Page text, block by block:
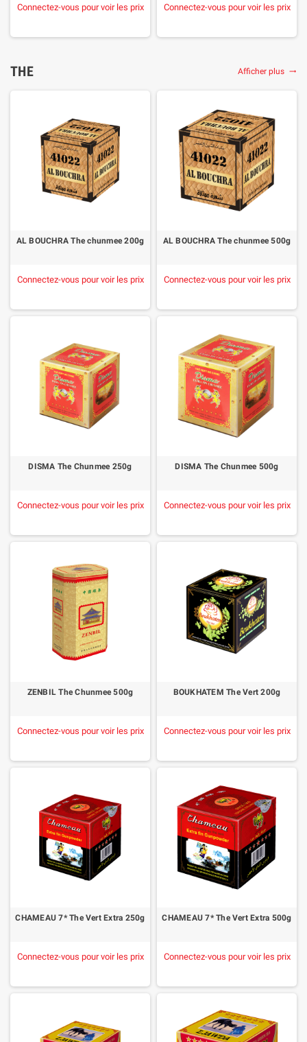
Connectez-vous pour voir les prix Connectez-vous pour voir les prix
THE Afficher plus 
AL BOUCHRA The chunmee 200g
Connectez-vous pour voir les prix
AL BOUCHRA The chunmee 500g
Connectez-vous pour voir les prix
DISMA The Chunmee 250g
Connectez-vous pour voir les prix
DISMA The Chunmee 500g
Connectez-vous pour voir les prix
ZENBIL The Chunmee 500g
Connectez-vous pour voir les prix
BOUKHATEM The Vert 200g
Connectez-vous pour voir les prix
CHAMEAU 7* The Vert Extra 250g
Connectez-vous pour voir les prix
CHAMEAU 7* The Vert Extra 500g
Connectez-vous pour voir les prix